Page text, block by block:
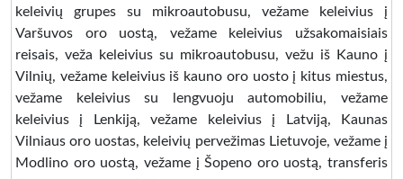
keleivių grupes su mikroautobusu, vežame keleivius į
Varšuvos oro uostą, vežame keleivius užsakomaisiais
reisais, veža keleivius su mikroautobusu, vežu iš Kauno į
Vilnių, vežame keleivius iš kauno oro uosto į kitus miestus,
vežame keleivius su lengvuoju automobiliu, vežame
keleivius į Lenkiją, vežame keleivius į Latviją, Kaunas
Vilniaus oro uostas, keleivių pervežimas Lietuvoje, vežame į
Modlino oro uostą, vežame į Šopeno oro uostą, transferis